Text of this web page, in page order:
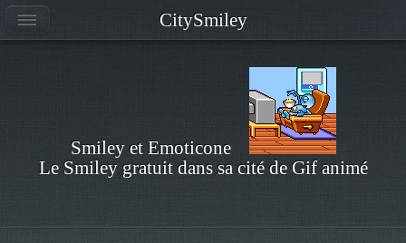
Smiley et Emoticone
Le Smiley gratuit dans sa cité de Gif animé
CitySmiley